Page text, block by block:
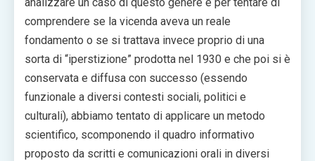
comprendere se la vicenda aveva un reale
fondamento o se si trattava invece proprio di una
sorta di “iperstizione” prodotta nel 1930 e che poi si è
conservata e diffusa con successo (essendo
funzionale a diversi contesti sociali, politici e
culturali), abbiamo tentato di applicare un metodo
scientifico, scomponendo il quadro informativo
proposto da scritti e comunicazioni orali in diversi